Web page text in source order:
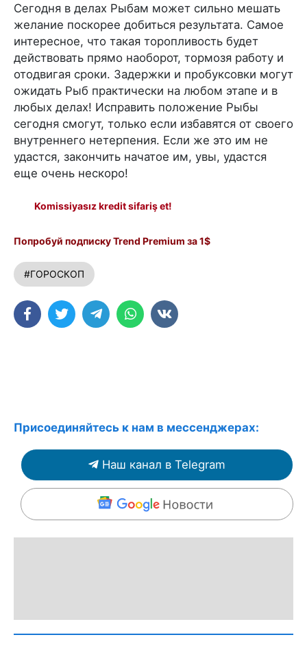
Сегодня в делах Рыбам может сильно мешать
желание поскорее добиться результата. Самое
интересное, что такая торопливость будет
действовать прямо наоборот, тормозя работу и
отодвигая сроки. Задержки и пробуксовки могут
ожидать Рыб практически на любом этапе и в
любых делах! Исправить положение Рыбы
сегодня смогут, только если избавятся от своего
внутреннего нетерпения. Если же это им не
удастся, закончить начатое им, увы, удастся
еще очень нескоро!
Komissiyasız kredit sifariş et!
Попробуй подписку Trend Premium за 1$
#ГОРОСКОП
Присоединяйтесь к нам в мессенджерах:
Наш канал в Telegram